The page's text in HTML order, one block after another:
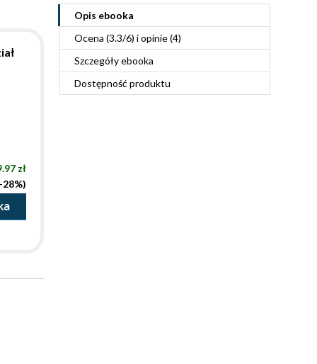
Opis ebooka
Ocena (3.3/6) i opinie (4)
Szczegółyebooka
Dostępność produktu
zł
28%)